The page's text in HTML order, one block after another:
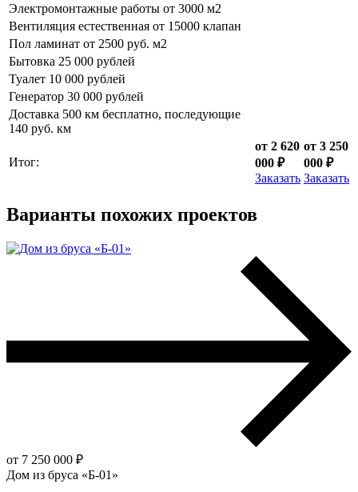
Электромонтажные работы от 3000 м2
Вентиляция естественная от 15000 клапан
Пол ламинат от 2500 руб. м2
Бытовка 25 000 рублей
Туалет 10 000 рублей
Генератор 30 000 рублей
Доставка 500 км бесплатно, последующие
140 руб. км
Итог:
от 2 620
000 ₽
Заказать
от 3 250
000 ₽
Заказать
Варианты похожих проектов
от 7 250 000 ₽
Дом из бруса «Б-01»